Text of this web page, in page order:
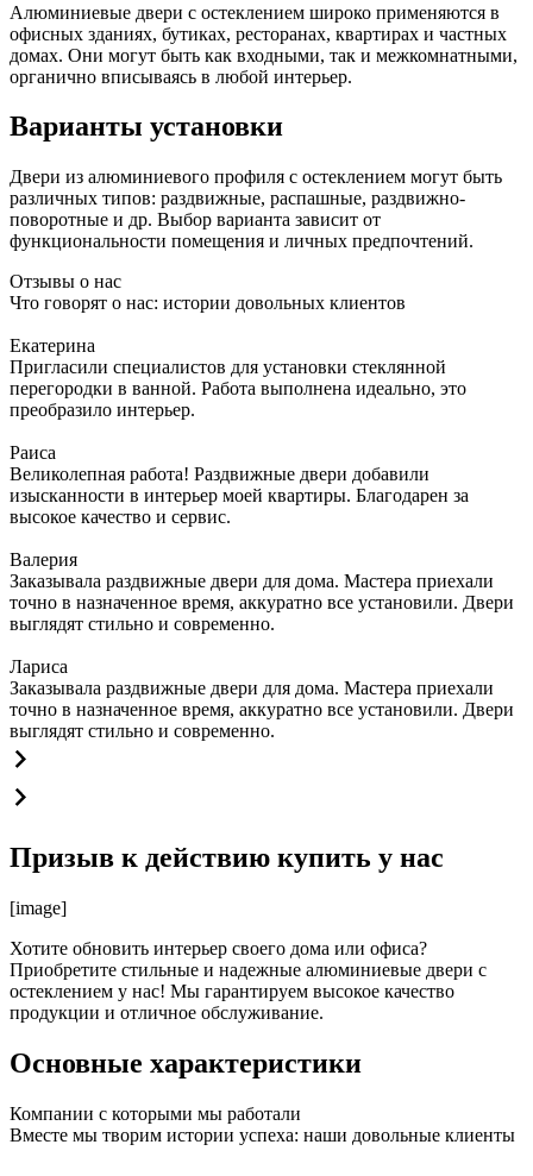
Алюминиевые двери с остеклением широко применяются в
офисных зданиях, бутиках, ресторанах, квартирах и частных
домах. Они могут быть как входными, так и межкомнатными,
органично вписываясь в любой интерьер.
Варианты установки
Двери из алюминиевого профиля с остеклением могут быть
различных типов: раздвижные, распашные, раздвижно-
поворотные и др. Выбор варианта зависит от
функциональности помещения и личных предпочтений.
Отзывы о нас
Что говорят о нас: истории довольных клиентов
Екатерина
Пригласили специалистов для установки стеклянной
перегородки в ванной. Работа выполнена идеально, это
преобразило интерьер.
Раиса
Великолепная работа! Раздвижные двери добавили
изысканности в интерьер моей квартиры. Благодарен за
высокое качество и сервис.
Валерия
Заказывала раздвижные двери для дома. Мастера приехали
точно в назначенное время, аккуратно все установили. Двери
выглядят стильно и современно.
Лариса
Заказывала раздвижные двери для дома. Мастера приехали
точно в назначенное время, аккуратно все установили. Двери
выглядят стильно и современно.
Призыв к действию купить у нас
[image]
Хотите обновить интерьер своего дома или офиса?
Приобретите стильные и надежные алюминиевые двери с
остеклением у нас! Мы гарантируем высокое качество
продукции и отличное обслуживание.
Основные характеристики
Компании с которыми мы работали
Вместе мы творим истории успеха: наши довольные клиенты